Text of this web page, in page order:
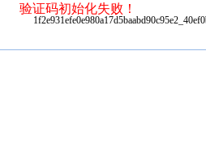
验证码初始化失败！